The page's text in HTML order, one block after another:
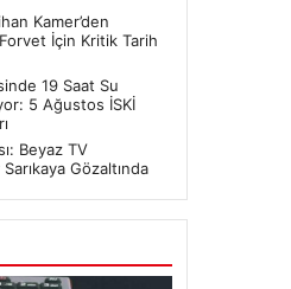
Kamer’den
İçin Kritik Tarih
19 Saat Su
5 Ağustos İSKİ
Beyaz TV
Gözaltında